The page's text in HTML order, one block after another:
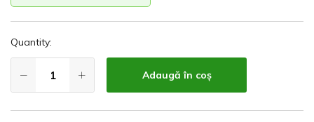
Quantity:
Adaugă în coș